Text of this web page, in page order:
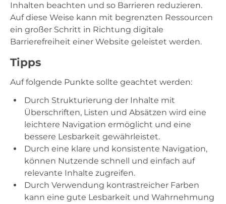
Inhalten beachten und so Barrieren reduzieren.
Auf diese Weise kann mit begrenzten Ressourcen
ein großer Schritt in Richtung digitale
Barrierefreiheit einer Website geleistet werden.
Tipps
Auf folgende Punkte sollte geachtet werden:
Durch Strukturierung der Inhalte mit
Überschriften, Listen und Absätzen wird eine
leichtere Navigation ermöglicht und eine
bessere Lesbarkeit gewährleistet.
Durch eine klare und konsistente Navigation,
können Nutzende schnell und einfach auf
relevante Inhalte zugreifen.
Durch Verwendung kontrastreicher Farben
kann eine gute Lesbarkeit und Wahrnehmung